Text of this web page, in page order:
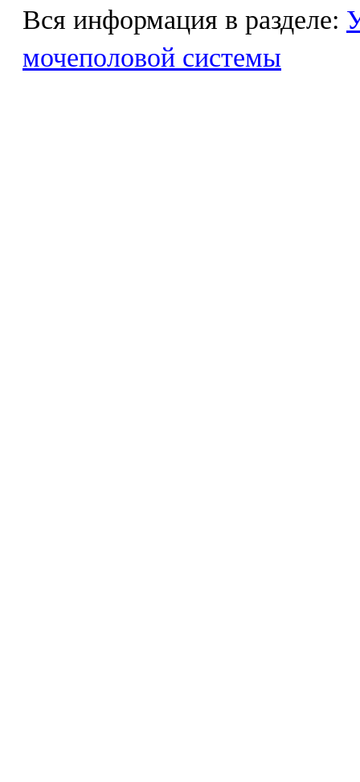
Вся информация в разделе:
мочеполовой системы